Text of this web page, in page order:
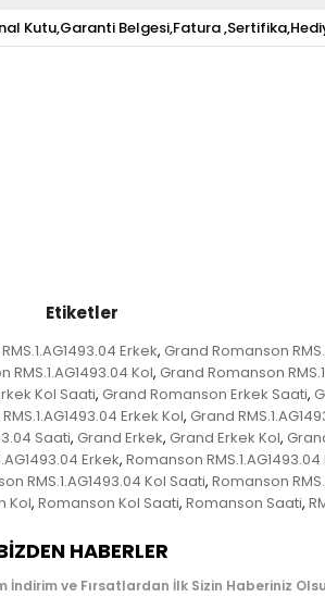
Kutu,Garanti Belgesi,Fatura
Etiketler
Erkek, Grand Romanson
Kol, Grand Romanson
Kol Saati, Grand Romanson Erkek Saati,
Erkek Kol, Grand
Saati, Grand Erkek, Grand Erkek Kol,
Erkek, Romanson
RMS.1.AG1493.04 Kol Saati, Romanson
Kol, Romanson Kol Saati, Romanson Saati,
HABERLER
İndirim ve Fırsatlardan İlk Sizin Haberiniz